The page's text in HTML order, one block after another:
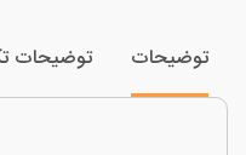
توضیحات تکمیلی